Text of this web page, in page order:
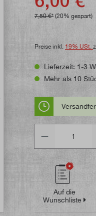
7,50 €* (20% gespart)
Preise inkl. 19% USt.
Lieferzeit: 1-3
Mehr als 10
Auf die
Wunschliste